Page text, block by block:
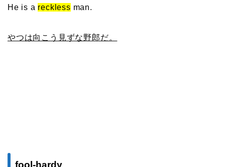
He is a reckless man.
やつは向こう見ずな野郎だ。
fool-hardy